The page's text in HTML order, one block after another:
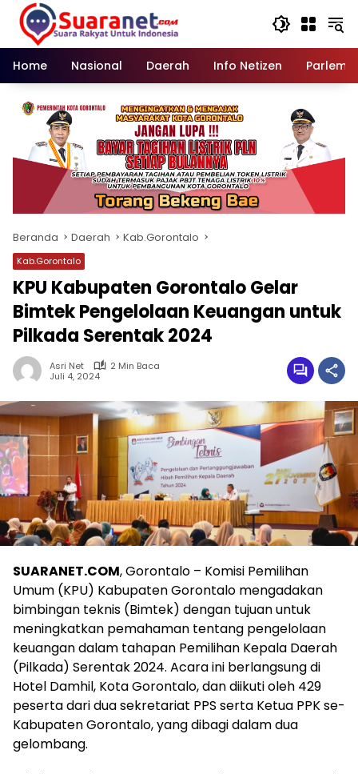
Langsung
konten
Home
Nasional Daerah Info Netizen
Beranda Daerah Kab.Gorontalo
Kab.Gorontalo
KPU Kabupaten Gorontalo Gelar
Bimtek Pengelolaan Keuangan untuk
Pilkada Serentak 2024
Asri Net
2 Min Baca
Juli 4, 2024
SUARANET.COM, Gorontalo – Komisi Pemilihan
Umum (KPU) Kabupaten Gorontalo mengadakan
bimbingan teknis (Bimtek) dengan tujuan untuk
meningkatkan pemahaman tentang pengelolaan
keuangan dalam tahapan Pemilihan Kepala Daerah
(Pilkada) Serentak 2024. Acara ini berlangsung di
Hotel Damhil, Kota Gorontalo, dan diikuti oleh 429
peserta dari dua sekretariat PPS serta Ketua PPK se-
Kabupaten Gorontalo, yang dibagi dalam dua
gelombang.